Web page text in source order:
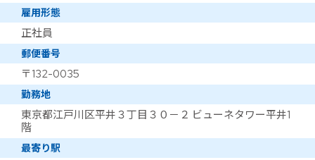
雇用形態
正社員
郵便番号
〒132-0035
勤務地
東京都江戸川区平井３丁目３０－２ ビューネタワー平井1
階
最寄り駅